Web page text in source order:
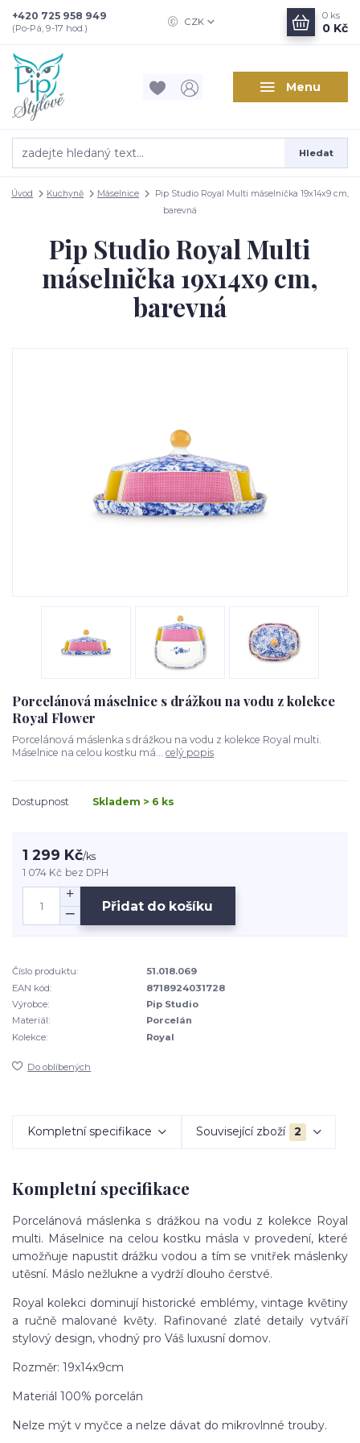
Menu
CZK
Hledat
+420 725 958 949
(Po-Pá, 9-17 hod.)
0 ks
0 Kč
Úvod Kuchyně Máselnice
Pip Studio Royal Multi máselnička 19x14x9 cm,
barevná
Pip Studio Royal Multi
máselnička 19x14x9 cm,
barevná
Porcelánová máselnice s drážkou na vodu z kolekce
Royal Flower
Porcelánová máslenka s drážkou na vodu z kolekce Royal multi.
Máselnice na celou kostku má... celý popis
Dostupnost Skladem > 6 ks
1 299 Kč/ks
1 074 Kč bez DPH
Přidat do košíku
Číslo produktu:
51.018.069
EAN kód:
8718924031728
Výrobce:
Pip Studio
Materiál:
Porcelán
Kolekce:
Royal
Do oblíbených
Kompletní specifikace Související zboží 2
Kompletní specifikace
Porcelánová máslenka s drážkou na vodu z kolekce Royal
multi. Máselnice na celou kostku másla v provedení, které
umožňuje napustit drážku vodou a tím se vnitřek máslenky
utěsní. Máslo nežlukne a vydrží dlouho čerstvé.
Royal kolekci dominují historické emblémy, vintage květiny
a ručně malované květy. Rafinované zlaté detaily vytváří
stylový design, vhodný pro Váš luxusní domov.
Rozměr: 19x14x9cm
Materiál 100% porcelán
Nelze mýt v myčce a nelze dávat do mikrovlnné trouby.